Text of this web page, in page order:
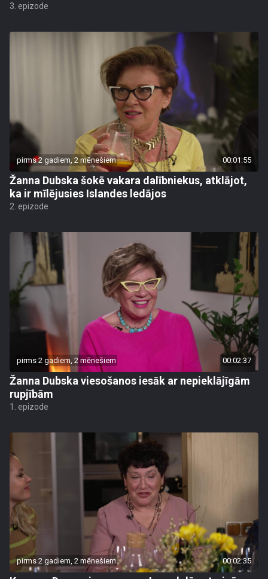
3. epizode
pirms 2 gadiem, 2 mēnešiem 00:01:55
Žanna Dubska šokē vakara dalībniekus, atklājot,
ka ir mīlējusies Islandes ledājos
2. epizode
pirms 2 gadiem, 2 mēnešiem 00:02:37
Žanna Dubska viesošanos iesāk ar nepieklājīgām
rupjībām
1. epizode
pirms 2 gadiem, 2 mēnešiem 00:02:35